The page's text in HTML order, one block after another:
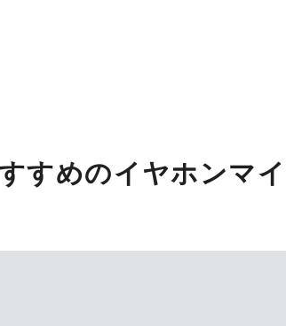
すめのイヤホンマ